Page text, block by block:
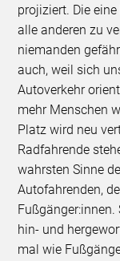
projiziert. Die
alle anderen zu
niemanden
auch, weil sich
Autoverkehr
mehr Menschen
Platz wird neu
Radfahrende
wahrsten Sinne
Autofahrenden,
hin- und
mal wie